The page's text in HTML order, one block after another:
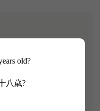
old?
八歲?
分級制度的五級酒莊。